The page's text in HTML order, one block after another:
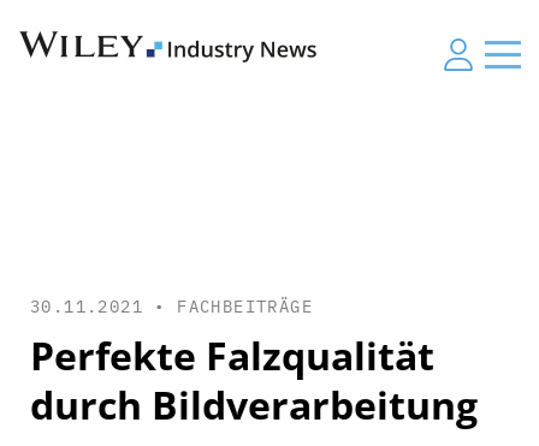
30.11.2021 • FACHBEITRÄGE
Perfekte Falzqualität
durch Bildverarbeitung